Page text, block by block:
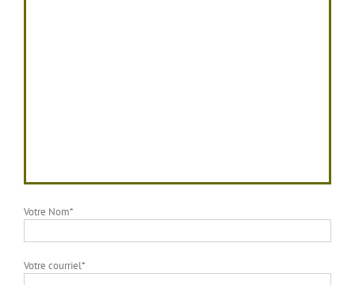
Votre Nom*
Votre courriel*